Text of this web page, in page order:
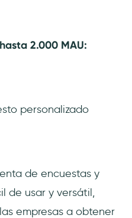
2.000 MAU:
personalizado
de encuestas y
de usar y versátil,
empresas a obtener